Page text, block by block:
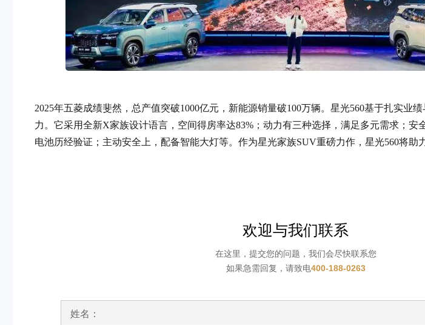
2025年五菱成绩斐然，总产值突破1000亿元， 新能源销量破100万辆。星光560基于扎实业
力。它采用全新X家族设计语言，空间得房率达83%；动力有三种选择，满足多元需求；安
电池历经验证；主动安全上，配备智能大灯等。作为星光家族SUV重磅力作，星光560将助
欢迎与我们联系
在这里，提交您的问题，我们会尽快联系您
如果急需回复，请致电400-188-0263
姓名：